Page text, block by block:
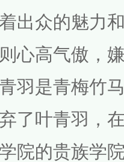
出众的魅力
心高气傲，
羽是青梅竹
了叶青羽，
院的贵族学